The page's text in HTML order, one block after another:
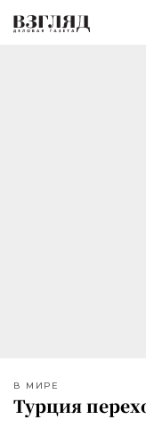
В МИРЕ
Турция